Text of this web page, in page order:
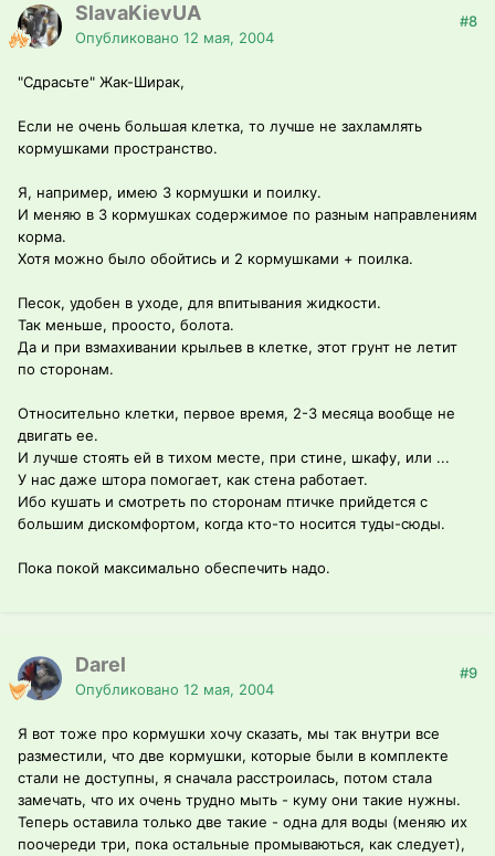
SlavaKievUA
Опубликовано 12 мая, 2004
#8
"Сдрасьте" Жак-Ширак,
Если не очень большая клетка, то лучше не захламлять
кормушками пространство.
Я, например, имею 3 кормушки и поилку.
И меняю в 3 кормушках содержимое по разным направлениям
корма.
Хотя можно было обойтись и 2 кормушками + поилка.
Песок, удобен в уходе, для впитывания жидкости.
Так меньше, проосто, болота.
Да и при взмахивании крыльев в клетке, этот грунт не летит
по сторонам.
Относительно клетки, первое время, 2-3 месяца вообще не
двигать ее.
И лучше стоять ей в тихом месте, при стине, шкафу, или ...
У нас даже штора помогает, как стена работает.
Ибо кушать и смотреть по сторонам птичке прийдется с
большим дискомфортом, когда кто-то носится туды-сюды.
Пока покой максимально обеспечить надо.
Darel
Опубликовано 12 мая, 2004
#9
Я вот тоже про кормушки хочу сказать, мы так внутри все
разместили, что две кормушки, которые были в комплекте
стали не доступны, я сначала расстроилась, потом стала
замечать, что их очень трудно мыть - куму они такие нужны.
Теперь оставила только две такие - одна для воды (меняю их
поочереди три, пока остальные промываються, как следует),